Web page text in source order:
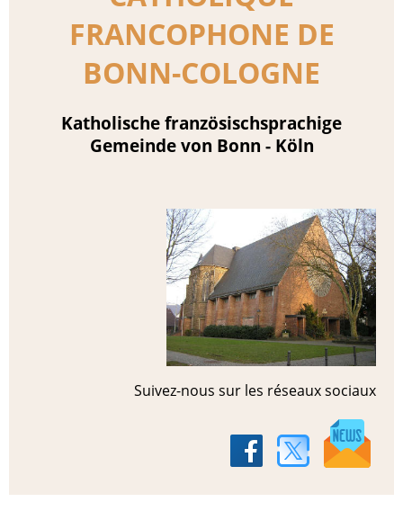
FRANCOPHONE DE
BONN-COLOGNE
Katholische französischsprachige
Gemeinde von Bonn - Köln
Suivez-nous sur les réseaux sociaux